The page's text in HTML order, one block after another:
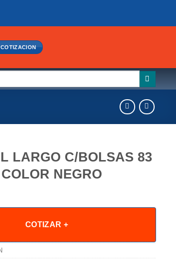
LARGO C/BOLSAS 83
NEGRO
COTIZAR +